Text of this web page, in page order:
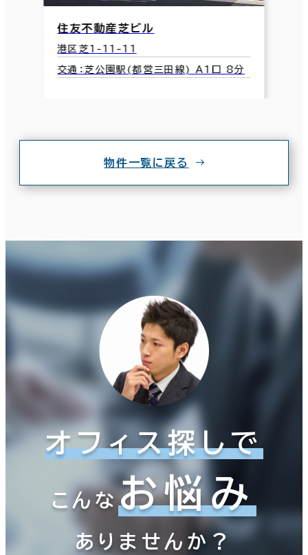
住友不動産芝ビル
港区芝1-11-11
交通：芝公園駅(都営三田線) A1口 8分
物件一覧に戻る
オフィス探しで
こんなお悩み
ありませんか？